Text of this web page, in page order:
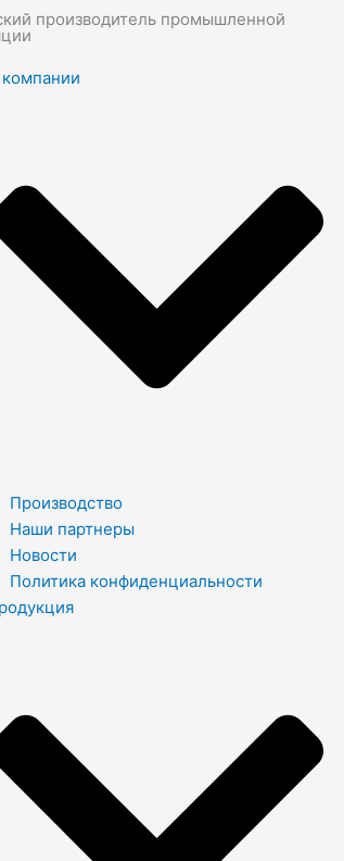
производитель промышленной
Производство
Наши партнеры
Новости
Политика конфиденциальности